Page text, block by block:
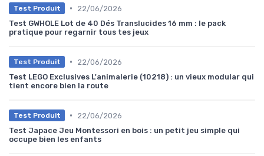
Test Produit •
22/06/2026
Test GWHOLE Lot de 40 Dés Translucides 16 mm : le pack
pratique pour regarnir tous tes jeux
Test Produit •
22/06/2026
Test LEGO Exclusives L'animalerie (10218) : un vieux modular qui
tient encore bien la route
Test Produit •
22/06/2026
Test Japace Jeu Montessori en bois : un petit jeu simple qui
occupe bien les enfants